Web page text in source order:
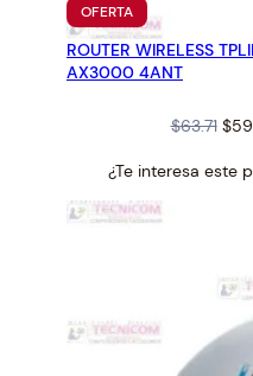
OFERTAPRODUCTO
EN
OFERTA
ROUTER WIRELESS
AX3000 4ANT
$63.71 $
¿Te interesa este